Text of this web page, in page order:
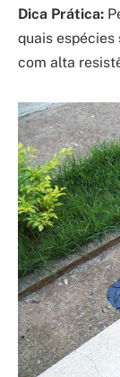
Dica Prática:
quais espécies
com alta